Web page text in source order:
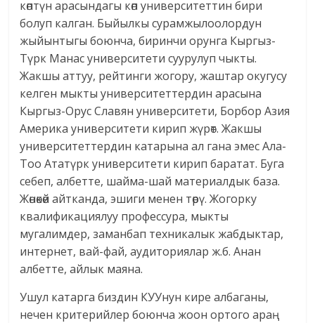
көптүн арасындагы көп университеттин бири
болуп калган. Быйылкы сурамжылоолордун
жыйынтыгы боюнча, биринчи орунга Кыргыз-
Түрк Манас университети суурулуп чыкты.
Жакшы аттуу, рейтинги жогору, жаштар окугусу
келген мыкты университеттердин арасына
Кыргыз-Орус Славян университети, Борбор Азия
Америка университети кирип жүрөт. Жакшы
университеттердин катарына ал гана эмес Ала-
Тоо Ататүрк университети кирип баратат. Буга
себеп, албетте, шайма-шай материалдык база.
Жөнөкөй айтканда, эшиги менен төрү. Жогорку
квалификациялуу профессура, мыкты
мугалимдер, заманбап техникалык жабдыктар,
интернет, вай-фай, аудиториялар ж.б. Анан
албетте, айлык маяна.
Ушул катарга биздин КУУнун кире албаганы,
нечен критерийлер боюнча жоон ортого араң